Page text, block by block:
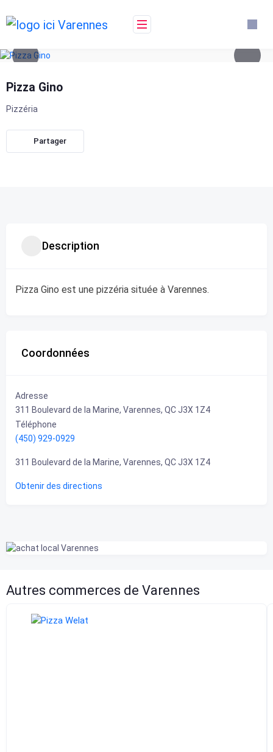
to
content
Pizza Gino
Pizzéria
Partager
Description
Pizza Gino est une pizzéria située à Varennes.
Coordonnées
Adresse
311 Boulevard de la Marine, Varennes, QC J3X 1Z4
Téléphone
(450) 929-0929
311 Boulevard de la Marine, Varennes, QC J3X 1Z4
Obtenir des directions
Autres commerces de Varennes